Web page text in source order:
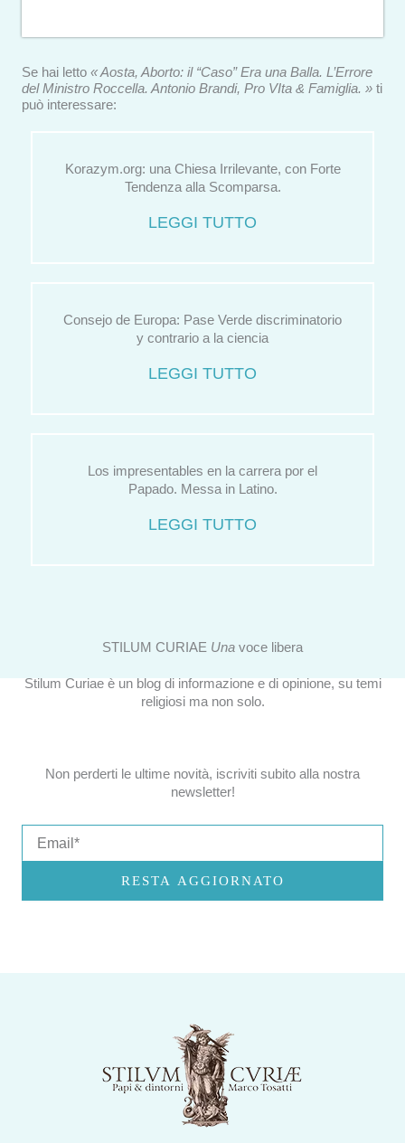
Se hai letto « Aosta, Aborto: il “Caso” Era una Balla. L’Errore
del Ministro Roccella. Antonio Brandi, Pro VIta & Famiglia. » ti
può interessare:
Korazym.org: una Chiesa Irrilevante, con Forte
Tendenza alla Scomparsa.
LEGGI TUTTO
Consejo de Europa: Pase Verde discriminatorio
y contrario a la ciencia
LEGGI TUTTO
Los impresentables en la carrera por el
Papado. Messa in Latino.
LEGGI TUTTO
STILUM CURIAE Una voce libera
Stilum Curiae è un blog di informazione e di opinione, su temi
religiosi ma non solo.
Non perderti le ultime novità, iscriviti subito alla nostra
newsletter!
RESTA AGGIORNATO